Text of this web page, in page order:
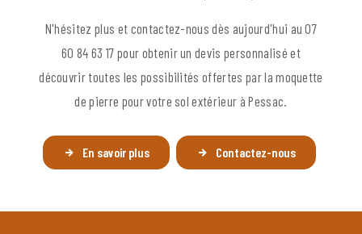
N'hésitez plus et contactez-nous dès aujourd'hui au 07
60 84 63 17 pour obtenir un devis personnalisé et
découvrir toutes les possibilités offertes par la moquette
de pierre pour votre sol extérieur à Pessac.
En savoir plus Contactez-nous